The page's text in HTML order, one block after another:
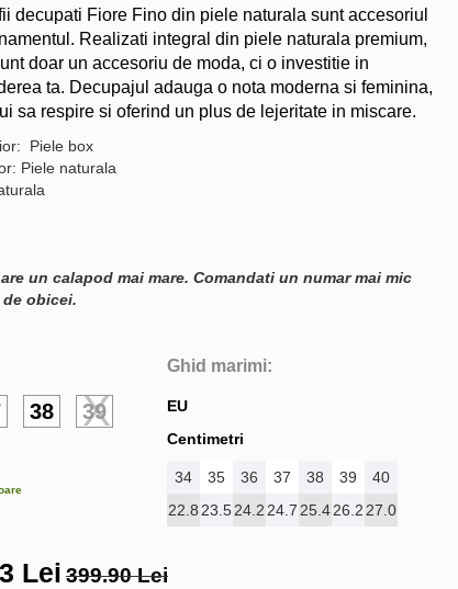
decupati Fiore Fino din piele naturala sunt accesoriul
Realizati integral din piele naturala premium,
doar un accesoriu de moda, ci o investitie in
ta. Decupajul adauga o nota moderna si feminina,
sa respire si oferind un plus de lejeritate in miscare.
Piele box
Piele naturala
un calapod mai mare. Comandati un numar mai mic
obicei.
38
39
Ghid marimi:
EU
Centimetri
34 35 36 37 38 39
40
22.8 23.524.2 24.7 25.426.2 27.0
Lei 399.90 Lei